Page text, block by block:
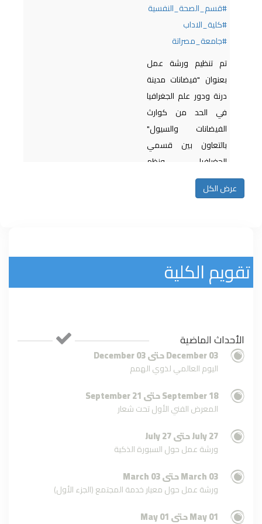
#قسم_الصحة_النفسية
#كلية_الاداب
#جامعة_مصراتة
تم تنظيم ورشة عمل
بعنوان "فيضانات مدينة
درنة ودور علم الجغرافيا
في الحد من كوارث
الفيضانات والسيول"
بالتعاون بين قسمي
الجغرافيا ونظم
المعلومات الجغرافية
والصحة النفسية في
الملتقى التعريفي لقسم الجغرافيا
ونظم المعلومات الجغرافية
إقامة حفل تأبين للدكتور الراحل
(أحمد ميلاد حيدر ) رحمه الله
قسم اللغة العربية وآدابها بكلية
الآداب يُناقش رسالة الإجازة العالية
مُناقشة رسالة ماجستير بقسم اللغة
عرض الكل
تقويم الكلية
الأحداث الماضية
03 December حتى 03 December
اليوم العالمي لذوي الهمم
18 September حتى 21 September
المعرض الفني الأول تحت شعار
27 July حتى 27 July
ورشة عمل حول السبورة الذكية
03 March حتى 03 March
ورشة عمل حول معيار خدمة المجتمع (الجزء الأول)